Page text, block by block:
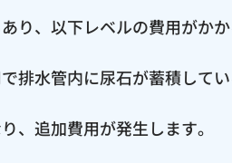
り、以下レベルの費用がか
排水管内に尿石が蓄積して
、追加費用が発生します。